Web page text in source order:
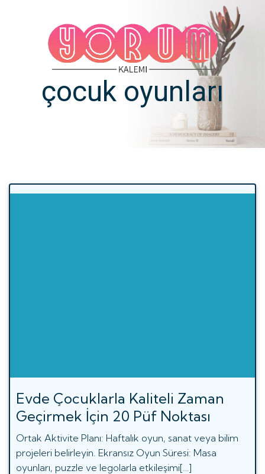
çocuk oyunları
Evde Çocuklarla Kaliteli Zaman
Geçirmek İçin 20 Püf Noktası
Ortak Aktivite Planı: Haftalık oyun, sanat veya bilim
projeleri belirleyin. Ekransız Oyun Süresi: Masa
oyunları, puzzle ve legolarla etkileşimi[…]